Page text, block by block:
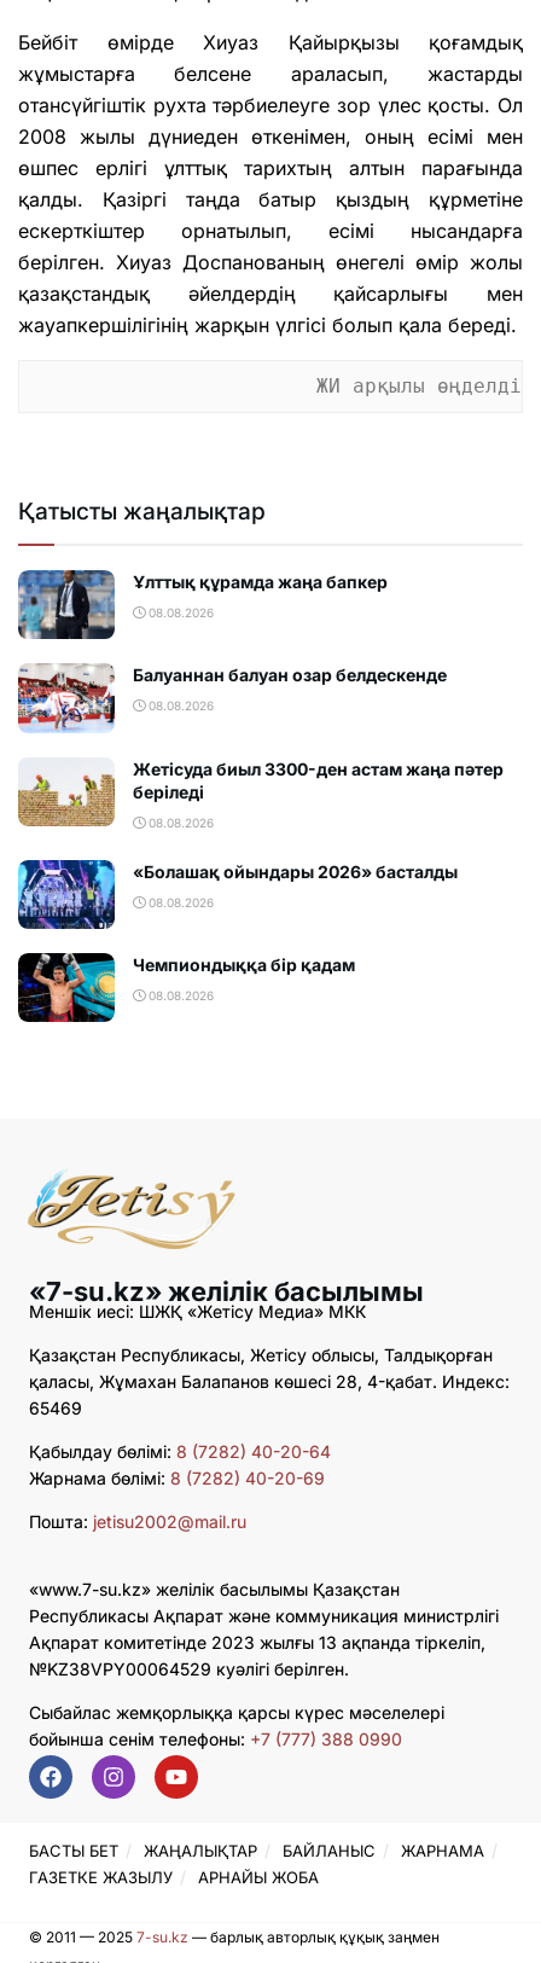
Бейбіт өмірде Хиуаз Қайырқызы қоғамдық
жұмыстарға белсене араласып, жастарды
отансүйгіштік рухта тәрбиелеуге зор үлес қосты. Ол
2008 жылы дүниеден өткенімен, оның есімі мен
өшпес ерлігі ұлттық тарихтың алтын парағында
қалды. Қазіргі таңда батыр қыздың құрметіне
ескерткіштер орнатылып, есімі нысандарға
берілген. Хиуаз Доспанованың өнегелі өмір жолы
қазақстандық әйелдердің қайсарлығы мен
жауапкершілігінің жарқын үлгісі болып қала береді.
ЖИ арқылы өңделді
Қатысты жаңалықтар
Ұлттық құрамда жаңа бапкер
08.08.2026
Балуаннан балуан озар белдескенде
08.08.2026
Жетісуда биыл 3300-ден астам жаңа пәтер
беріледі
08.08.2026
«Болашақ ойындары 2026» басталды
08.08.2026
Чемпиондыққа бір қадам
08.08.2026
«7-su.kz» желілік басылымы
Меншік иесі: ШЖҚ «Жетісу Медиа» МКК
Қазақстан Республикасы, Жетісу облысы, Талдықорған
қаласы, Жұмахан Балапанов көшесі 28, 4-қабат. Индекс:
65469
Қабылдау бөлімі: 8 (7282) 40-20-64
Жарнама бөлімі: 8 (7282) 40-20-69
Пошта: jetisu2002@mail.ru
«www.7-su.kz» желілік басылымы Қазақстан
Республикасы Ақпарат және коммуникация министрлігі
Ақпарат комитетінде 2023 жылғы 13 ақпанда тіркеліп,
№KZ38VPY00064529 куәлігі берілген.
Сыбайлас жемқорлыққа қарсы күрес мәселелері
бойынша сенім телефоны: +7 (777) 388 0990
БАСТЫ БЕТ ЖАҢАЛЫҚТАР БАЙЛАНЫС
ЖАРНАМА
ГАЗЕТКЕ ЖАЗЫЛУ
АРНАЙЫ ЖОБА
© 2011 — 2025 7-su.kz — барлық авторлық құқық заңмен